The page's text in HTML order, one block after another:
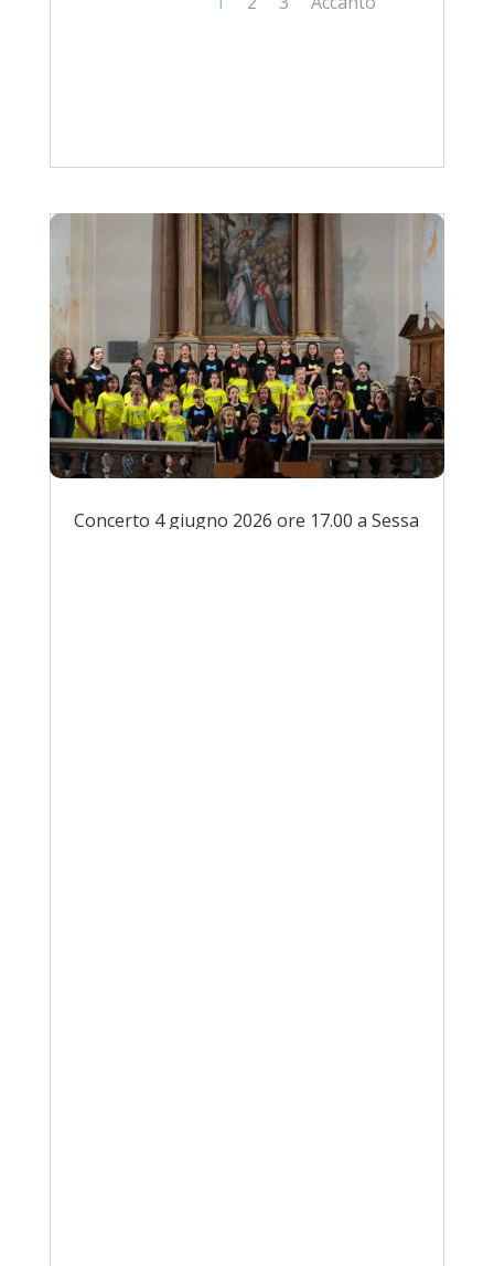
Concerto 4 giugno 2026 ore 17.00 a Sessa